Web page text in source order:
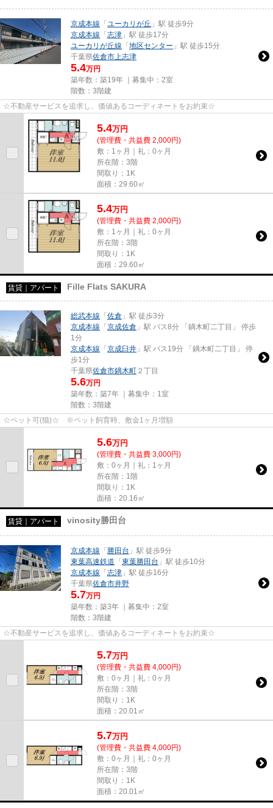
京成本線 「 ユーカリが丘 」駅 徒歩9分
京成本線 「 志津 」駅 徒歩17分
ユーカリが丘線 「 地区センター 」駅 徒歩15分
千葉県佐倉市上志津
5.4万円
築年数：築19年 ｜募集中： 2室
階数：3階建
☆不動産サービスを追求し、価値あるコーディネートをお約束☆
5.4万円
(管理費・共益費 2,000円)
敷：1ヶ月｜礼：0ヶ月
所在階：3階
間取り：1K
面積：29.60㎡
5.4万円
(管理費・共益費 2,000円)
敷：1ヶ月｜礼：0ヶ月
所在階：3階
間取り：1K
面積：29.60㎡
賃貸｜アパート Fille Flats SAKURA
総武本線 「 佐倉 」駅 徒歩3分
京成本線 「 京成佐倉 」駅 バス8分 「鏑木町二丁目」 停歩
1分
京成本線 「 京成臼井 」駅 バス19分 「鏑木町二丁目」 停
歩1分
千葉県佐倉市鏑木町 ２丁目
5.6万円
築年数：築7年 ｜募集中： 1室
階数：3階建
☆ペット可(猫)☆ ※ペット飼育時、敷金1ヶ月増額
5.6万円
(管理費・共益費 3,000円)
敷：0ヶ月｜礼：1ヶ月
所在階：1階
間取り：1K
面積：20.16㎡
賃貸｜アパート vinosity勝田台
京成本線 「 勝田台 」駅 徒歩9分
東葉高速鉄道 「 東葉勝田台 」駅 徒歩10分
京成本線 「 志津 」駅 徒歩16分
千葉県佐倉市井野
5.7万円
築年数：築3年 ｜募集中： 2室
階数：3階建
☆不動産サービスを追求し、価値あるコーディネートをお約束☆
5.7万円
(管理費・共益費 4,000円)
敷：0ヶ月｜礼：0ヶ月
所在階：3階
間取り：1K
面積：20.01㎡
5.7万円
(管理費・共益費 4,000円)
敷：0ヶ月｜礼：0ヶ月
所在階：3階
間取り：1K
面積：20.01㎡